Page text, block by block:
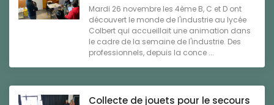
Mardi 26 novembre les 4ème B, C et D ont
découvert le monde de l'industrie au lycée
Colbert qui accueillait une animation dans
le cadre de la semaine de l'industrie. Des
professionnels, depuis la conce ...
Collecte de jouets pour le secours